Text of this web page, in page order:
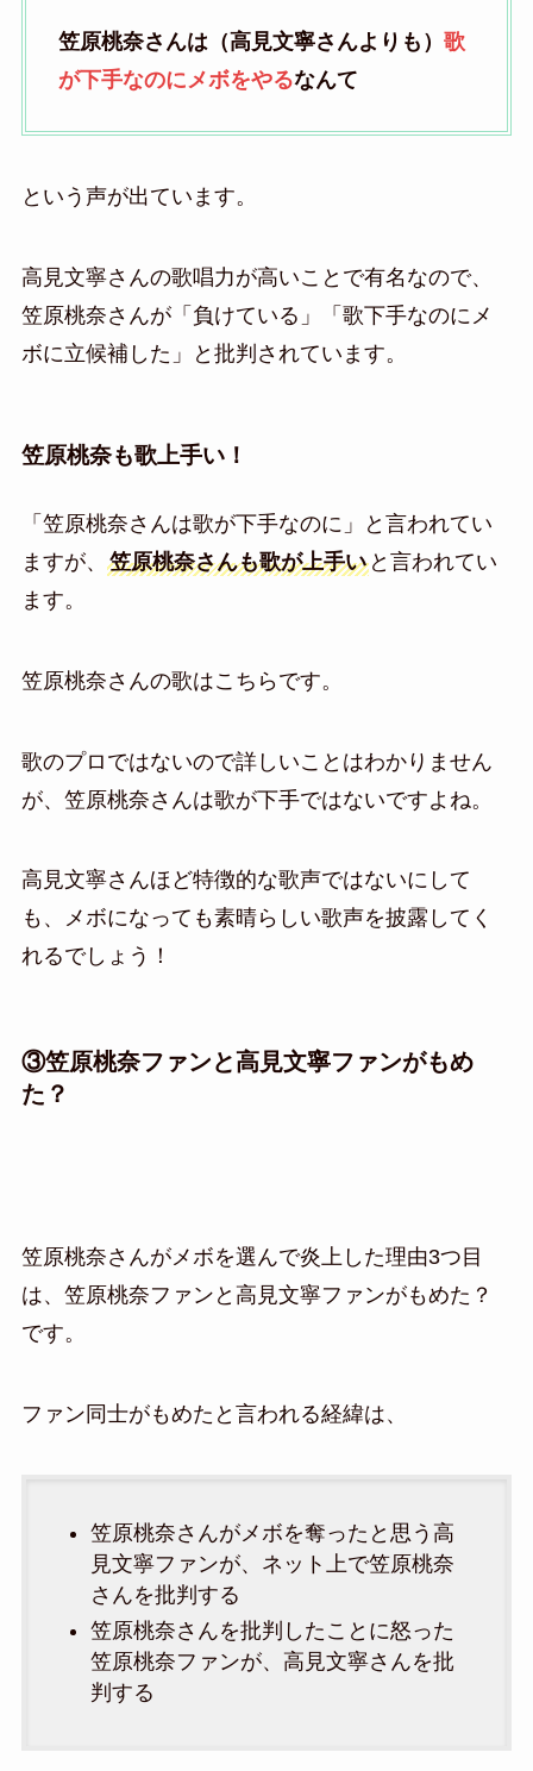
笠原桃奈さんは（高見文寧さんよりも） 歌
が下手なのにメボをやるなんて
という声が出ています。
高見文寧さんの歌唱力が高いことで有名なので、
笠原桃奈さんが「負けている」「歌下手なのにメ
ボに立候補した」と批判されています。
笠原桃奈も歌上手い！
「笠原桃奈さんは歌が下手なのに」と言われてい
ますが、 笠原桃奈さんも歌が上手いと言われてい
ます。
笠原桃奈さんの歌はこちらです。
歌のプロではないので詳しいことはわかりません
が、笠原桃奈さんは歌が下手ではないですよね。
高見文寧さんほど特徴的な歌声ではないにして
も、メボになっても素晴らしい歌声を披露してく
れるでしょう！
③笠原桃奈ファンと高見文寧ファンがもめ
た？
笠原桃奈さんがメボを選んで炎上した理由3つ目
は、笠原桃奈ファンと高見文寧ファンがもめた？
です。
ファン同士がもめたと言われる経緯は、
笠原桃奈さんがメボを奪ったと思う高
見文寧ファンが、ネット上で笠原桃奈
さんを批判する
笠原桃奈さんを批判したことに怒った
笠原桃奈ファンが、高見文寧さんを批
判する